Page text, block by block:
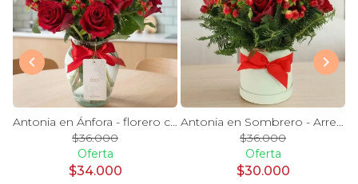
Antonia en Ánfora - florero con 9 rosas rojo e hypericum
$36.000
Oferta
$34.000
Antonia en Sombrero - Arreglo 9 rosas rojo e hypericum
$36.000
Oferta
$30.000